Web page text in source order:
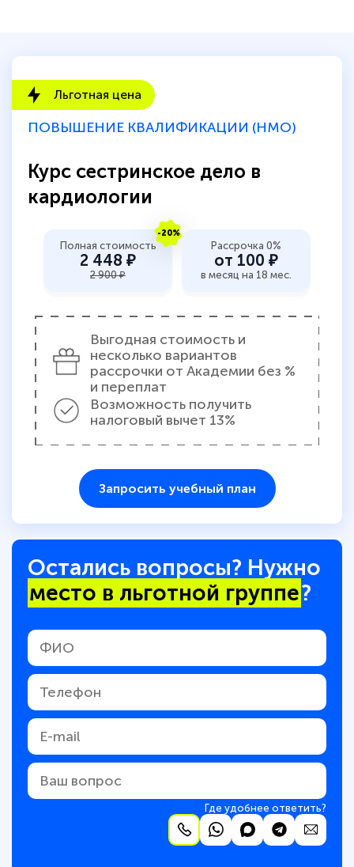
Льготная цена
ПОВЫШЕНИЕ КВАЛИФИКАЦИИ (НМО)
Курс сестринское дело в
кардиологии
-20%
Полная стоимость
2 448 ₽
2 900 ₽
Рассрочка 0%
от 100 ₽
в месяц на 18 мес.
Выгодная стоимость и
несколько вариантов
рассрочки от Академии без %
и переплат
Возможность получить
налоговый вычет 13%
Запросить учебный план
Остались вопросы? Нужно
место в льготной группе?
Где удобнее ответить?